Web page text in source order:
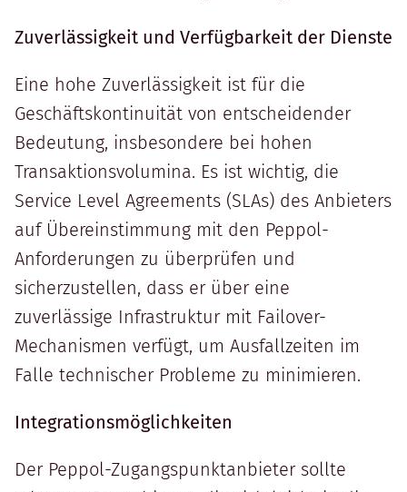
Zuverlässigkeit und Verfügbarkeit der Dienste
Eine hohe Zuverlässigkeit ist für die
Geschäftskontinuität von entscheidender
Bedeutung, insbesondere bei hohen
Transaktionsvolumina. Es ist wichtig, die
Service Level Agreements (SLAs) des Anbieters
auf Übereinstimmung mit den Peppol-
Anforderungen zu überprüfen und
sicherzustellen, dass er über eine
zuverlässige Infrastruktur mit Failover-
Mechanismen verfügt, um Ausfallzeiten im
Falle technischer Probleme zu minimieren.
Integrationsmöglichkeiten
Der Peppol-Zugangspunktanbieter sollte